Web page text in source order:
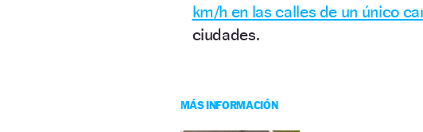
km/h en las calles de un único
ciudades.
MÁS INFORMACIÓN